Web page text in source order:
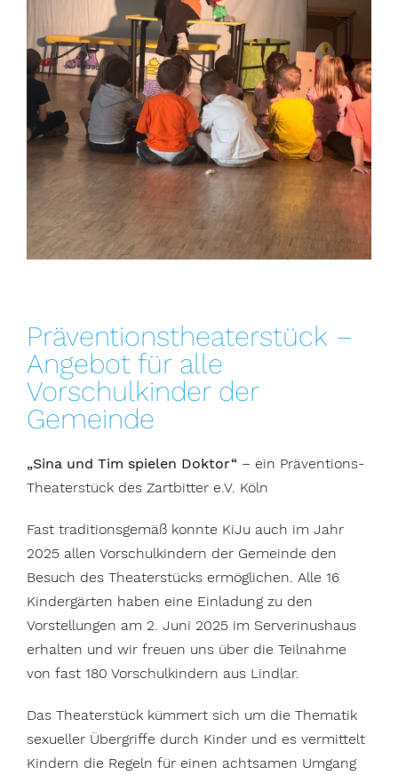
Präventionstheaterstück –
Angebot für alle
Vorschulkinder der
Gemeinde
„Sina und Tim spielen Doktor“ – ein Präventions-
Theaterstück des Zartbitter e.V. Köln
Fast traditionsgemäß konnte KiJu auch im Jahr
2025 allen Vorschulkindern der Gemeinde den
Besuch des Theaterstücks ermöglichen. Alle 16
Kindergärten haben eine Einladung zu den
Vorstellungen am 2. Juni 2025 im Serverinushaus
erhalten und wir freuen uns über die Teilnahme
von fast 180 Vorschulkindern aus Lindlar.
Das Theaterstück kümmert sich um die Thematik
sexueller Übergriffe durch Kinder und es vermittelt
Kindern die Regeln für einen achtsamen Umgang